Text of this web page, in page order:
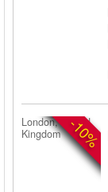
-10%
London, United
Kingdom